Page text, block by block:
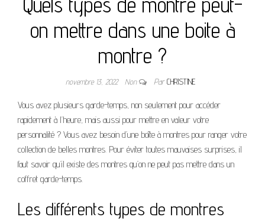
on mettre dans une boite à
montre ?
novembre 13, 2022 Non ParCHRISTINE
Vous avez plusieurs garde-temps, non seulement pour accéder
rapidement à l’heure, mais aussi pour mettre en valeur votre
personnalité ? Vous avez besoin d’une boîte à montres pour ranger votre
collection de belles montres. Pour éviter toutes mauvaises surprises, il
faut savoir qu’il existe des montres qu’on ne peut pas mettre dans un
coffret garde-temps.
Les différents types de montres